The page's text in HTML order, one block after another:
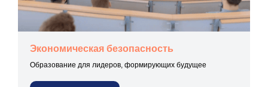
Экономическая безопасность
Образование для лидеров, формирующих будущее